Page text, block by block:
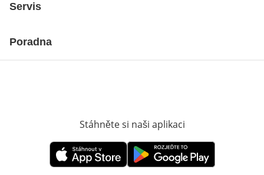
Servis
Poradna
Stáhněte si naši aplikaci
Otevře v novém okněOtevře v novém okně